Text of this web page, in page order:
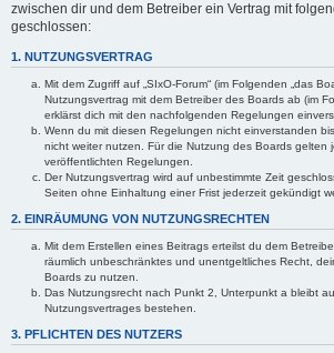
zwischen dir und dem Betreiber ein Vertrag mit
geschlossen:
1. NUTZUNGSVERTRAG
Mit dem Zugriff auf „SIxO-Forum“ (im Folgenden „das
Nutzungsvertrag mit dem Betreiber des Boards ab (im
erklärst dich mit den nachfolgenden Regelungen
Wenn du mit diesen Regelungen nicht einverstanden
nicht weiter nutzen. Für die Nutzung des Boards gelten
veröffentlichten Regelungen.
Der Nutzungsvertrag wird auf unbestimmte Zeit
Seiten ohne Einhaltung einer Frist jederzeit gekündigt
2. EINRÄUMUNG VON NUTZUNGSRECHTEN
Mit dem Erstellen eines Beitrags erteilst du dem
räumlich unbeschränktes und unentgeltliches Recht,
Boards zu nutzen.
Das Nutzungsrecht nach Punkt 2, Unterpunkt a bleibt
Nutzungsvertrages bestehen.
3. PFLICHTEN DES NUTZERS